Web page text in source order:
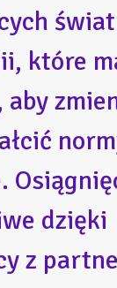
świat
które
aby
dzięki
z